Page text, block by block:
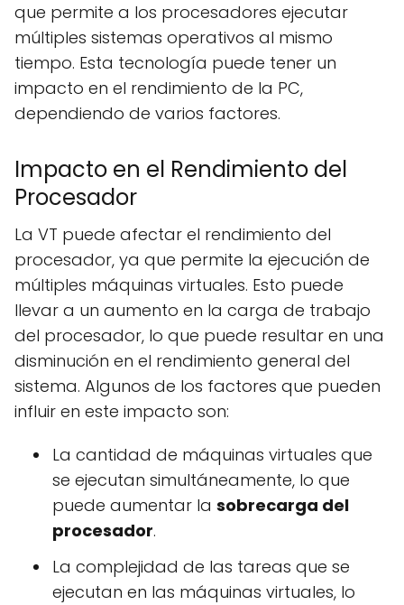
que permite a los procesadores ejecutar
múltiples sistemas operativos al mismo
tiempo. Esta tecnología puede tener un
impacto en el rendimiento de la PC,
dependiendo de varios factores.
Impacto en el Rendimiento del
Procesador
La VT puede afectar el rendimiento del
procesador, ya que permite la ejecución de
múltiples máquinas virtuales. Esto puede
llevar a un aumento en la carga de trabajo
del procesador, lo que puede resultar en una
disminución en el rendimiento general del
sistema. Algunos de los factores que pueden
influir en este impacto son:
La cantidad de máquinas virtuales que
se ejecutan simultáneamente, lo que
puede aumentar la sobrecarga del
procesador.
La complejidad de las tareas que se
ejecutan en las máquinas virtuales, lo